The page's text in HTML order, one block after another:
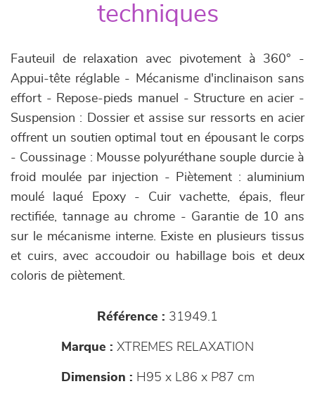
techniques
Fauteuil de relaxation avec pivotement à 360° -
Appui-tête réglable - Mécanisme d'inclinaison sans
effort - Repose-pieds manuel - Structure en acier -
Suspension : Dossier et assise sur ressorts en acier
offrent un soutien optimal tout en épousant le corps
- Coussinage : Mousse polyuréthane souple durcie à
froid moulée par injection - Piètement : aluminium
moulé laqué Epoxy - Cuir vachette, épais, fleur
rectifiée, tannage au chrome - Garantie de 10 ans
sur le mécanisme interne. Existe en plusieurs tissus
et cuirs, avec accoudoir ou habillage bois et deux
coloris de piètement.
Référence : 31949.1
Marque : XTREMES RELAXATION
Dimension : H95 x L86 x P87 cm